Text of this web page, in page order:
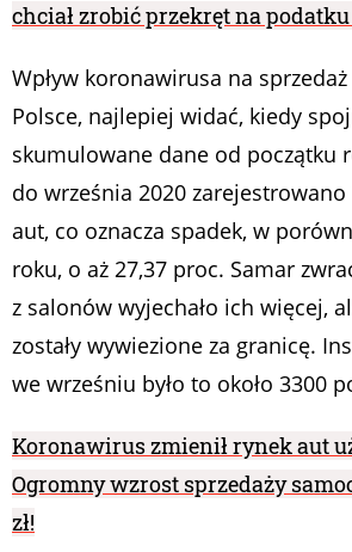
chciał zrobić przekręt na podatku
Wpływ koronawirusa na
Polsce, najlepiej widać, kiedy
skumulowane dane od początku
do września 2020
aut, co oznacza spadek, w
roku, o aż 27,37 proc. Samar
z salonów wyjechało ich więcej,
zostały wywiezione za granicę.
we wrześniu było to około 3300
Koronawirus zmienił rynek aut
Ogromny wzrost sprzedaży
zł!